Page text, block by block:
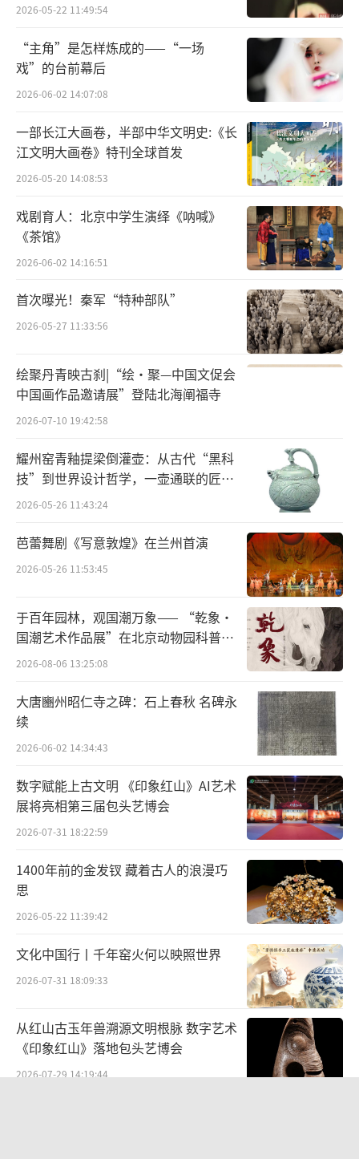
出版人陈飞雪认为，选题原创力和图书编
辑力，是上海聚珍的特色，强调“守正出
新”，以“原创”守“正”，以“编辑
力”出“新”，对业界同行颇有启发。这也有
助于让“阅读”变“悦读”，比如《演而优则
仕——〈世说新语〉三十六计》作者董铁柱，承
袭了老师魏斐德一贯的历史写作风格“和颜悦
色，道不远人”，将《世说新语》里事件繁
杂、人物跳跃的短章，通过重新定位梳理，形
成更贴近生活的主题。于赓哲《从疾病到人心
——中古医疗社会史再探》则通过对海内外史料
的细致爬梳，结合实际案例探索传统社会中疾
病与人心、医疗与社会等之间的关系，予人启
立足上海深挖学术资源，打造可亲近的书
系品牌
在上海师范大学虞云国教授看来，中华聚
珍立足上海、关注上海，持续深度挖掘沪上学
术资源。比如上海市徐汇区文物局主编，张
伟、张晓依著《土山湾画馆人物志》和上海韬
奋纪念馆编《生活书店会议记录》都基于上海
本土馆藏或学术研究，体现了中华书局扎根上
海的中华特色。
“致力于传统文化的现代表达，《敦煌守
望四十天》与众多有关敦煌的图书不同，书中
有作者体验性的东西，与读者产生共鸣，这比
简单进行知识罗列让人无感的读物相比，是有
开拓性的。”巴金故居常务副馆长周立民谈
到，就中华书局的格局来说，其成立上海聚珍
的意义，改变或填补了中华书局“二十四
史”单一面孔，形成了可亲近的图书品种，促
上学界的力量。
比如，葛剑雄、孟刚主编《谭其骧历史地
理十讲》拓展了谭其骧历史地理学说在普通读
者中的影响。邹振环《世界想象——西学东渐与
明清汉文地理文献》关注到大航海以来西方传
教士带来的各色地理知识和动植物知识在中国
的流传与回应，以小切口关联到中国与世界的
交通的宏大问题，对于《海国图志》《瀛环志
2026-05-22 11:49:54
“主角”是怎样炼成的——“一场
戏”的台前幕后
2026-06-02 14:07:08
一部长江大画卷，半部中华文明史:《长
江文明大画卷》特刊全球首发
2026-05-20 14:08:53
戏剧育人：北京中学生演绎《呐喊》
《茶馆》
2026-06-02 14:16:51
首次曝光！秦军“特种部队”
2026-05-27 11:33:56
绘聚丹青映古刹|“绘·聚—中国文促会
中国画作品邀请展”登陆北海阐福寺
2026-07-10 19:42:58
耀州窑青釉提梁倒灌壶：从古代“黑科
技”到世界设计哲学，一壶通联的匠心
宇宙
2026-05-26 11:43:24
芭蕾舞剧《写意敦煌》在兰州首演
2026-05-26 11:53:45
于百年园林，观国潮万象—— “乾象·
国潮艺术作品展”在北京动物园科普馆
机动展厅开展
2026-08-06 13:25:08
大唐豳州昭仁寺之碑：石上春秋 名碑永
续
2026-06-02 14:34:43
数字赋能上古文明 《印象红山》AI艺术
展将亮相第三届包头艺博会
2026-07-31 18:22:59
1400年前的金发钗 藏着古人的浪漫巧
思
2026-05-22 11:39:42
文化中国行丨千年窑火何以映照世界
2026-07-31 18:09:33
从红山古玉年兽溯源文明根脉 数字艺术
《印象红山》落地包头艺博会
2026-07-29 14:19:44